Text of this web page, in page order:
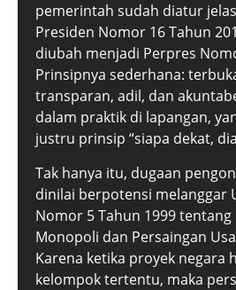
pemerintah sudah diatur
Presiden Nomor 16 Tahun
diubah menjadi Perpres
Prinsipnya sederhana:
transparan, adil, dan
dalam praktik di lapangan,
justru prinsip “siapa dekat,
Tak hanya itu, dugaan
dinilai berpotensi melanggar
Nomor 5 Tahun 1999
Monopoli dan Persaingan
Karena ketika proyek negara
kelompok tertentu, maka